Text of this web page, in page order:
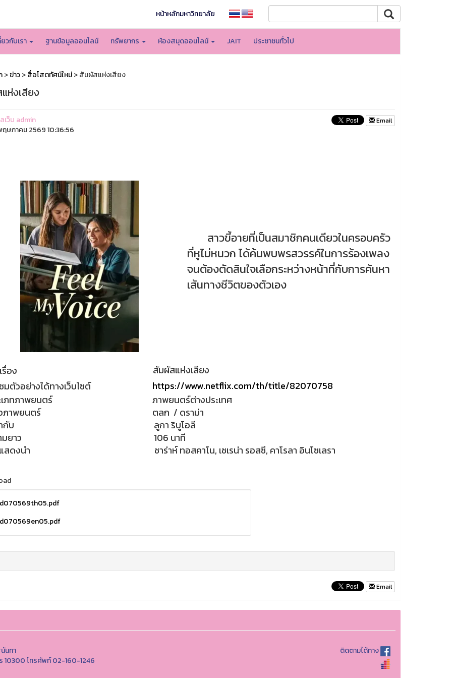
หน้าหลักมหาวิทยาลัย
ยวกับเรา ฐานข้อมูลออนไลน์ ทรัพยากร ห้องสมุดออนไลน์ JAIT ประชาชนทั่วไป
>ข่าว>สื่อโสตทัศน์ใหม่> สัมผัสแห่งเสียง
ห่งเสียง
ว็บ admin
ษภาคม 2569 10:36:56
Email
สาวขี้อายที่เป็นสมาชิกคนเดียวในครอบครัว
ที่หูไม่หนวก ได้ค้นพบพรสวรรค์ในการร้องเพลง
จนต้องตัดสินใจเลือกระหว่างหน้าที่กับการค้นหา
เส้นทางชีวิตของตัวเอง
รื่อง
สัมผัสแห่งเสียง
มตัวอย่างได้ทางเว็บไซต์
https://www.netflix.com/th/title/82070758
เภทภาพยนตร์
ภาพยนตร์ต่างประเทศ
ภาพยนตร์
ตลก / ดราม่า
กับ
ลูกา ริบูโอลี
ยาว
106 นาที
สดงนำ
ซาร่าห์ ทอสคาโน, เซเรน่า รอสซี, คาโรลา อินโซเลรา
Email
นทา
10300 โทรศัพท์ 02-160-1246
ติดตามได้ทาง